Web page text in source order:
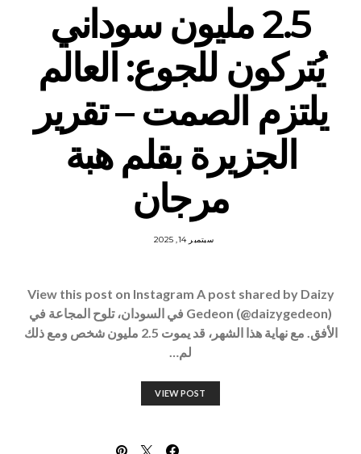
2.5 مليون سوداني
يُتركون للجوع: العالم
يلتزم الصمت – تقرير
الجزيرة بقلم هبة
مرجان
سبتمبر 14, 2025
View this post on Instagram A post shared by Daizy
Gedeon (@daizygedeon) في السودان، تلوح المجاعة في
الأفق. مع نهاية هذا الشهر، قد يموت 2.5 مليون شخص ومع ذلك
لم…
VIEW POST